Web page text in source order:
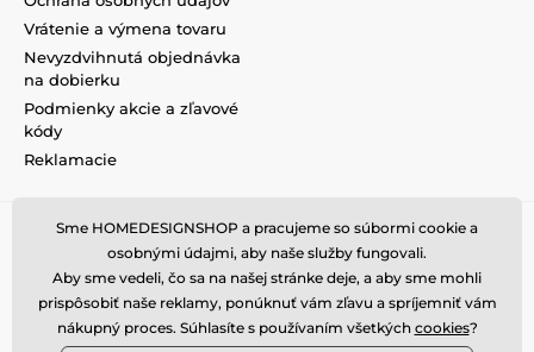
Vrátenie a výmena tovaru
Nevyzdvihnutá objednávka
na dobierku
Podmienky akcie a zľavové
kódy
Reklamacie
Sme HOMEDESIGNSHOP a pracujeme so súbormi cookie a
osobnými údajmi, aby naše služby fungovali.
Aby sme vedeli, čo sa na našej stránke deje, a aby sme mohli
prispôsobiť naše reklamy, ponúknuť vám zľavu a spríjemniť vám
nákupný proces. Súhlasíte s používaním všetkých cookies?